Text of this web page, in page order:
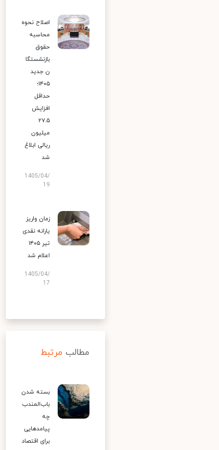
اصلاح نحوه
محاسبه
حقوق
بازنشستگا
ن جدید
۱۴۰۵؛
حداقل
افزایش
۲۷.۵
میلیون
ریالی ابلاغ
شد
1405/04/
19
زمان واریز
یارانه نقدی
تیر ۱۴۰۵
اعلام شد
1405/04/
17
مطالب مرتبط
بسته شدن
باب‌المندب
چه
پیامدهایی
برای اقتصاد